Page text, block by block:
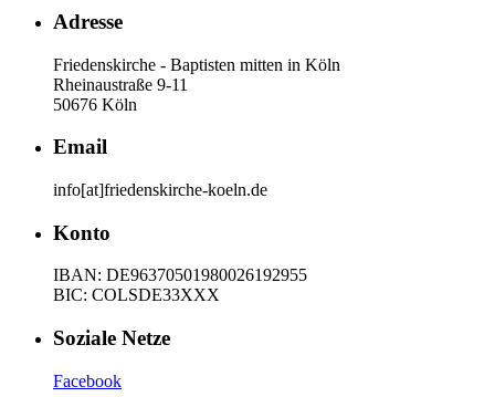
Adresse
Friedenskirche - Baptisten mitten in Köln
Rheinaustraße 9-11
50676 Köln
Email
info[at]friedenskirche-koeln.de
Konto
IBAN: DE96370501980026192955
BIC: COLSDE33XXX
Soziale Netze
Facebook